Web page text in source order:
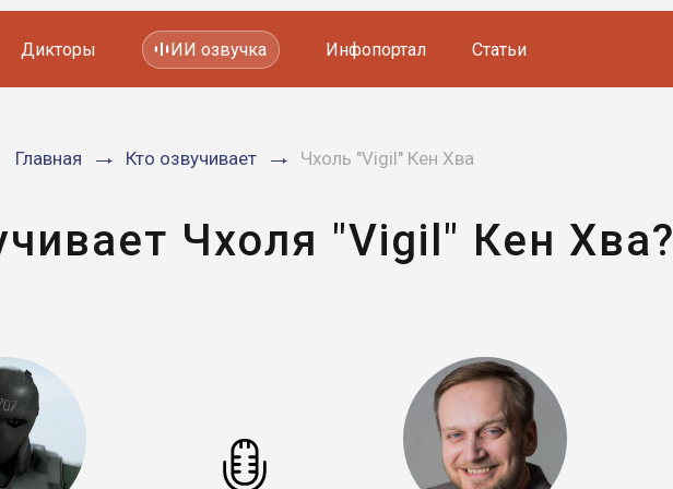
Мультфильмов
Дикторы ИИ озвучка Инфопортал Статьи
Главная Кто озвучивает Чхоль "Vigil" Кен Хва
Чхоля "Vigil" Кен Хва?